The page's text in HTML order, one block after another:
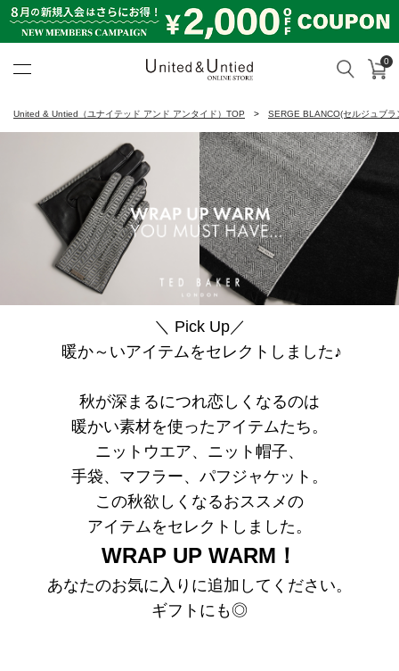
検索 カ
0
United & Untied（ユナイテッド アンド アンタイド）TOP SERGE BLANCO(セルジュブ
＼ Pick Up／
暖か～いアイテムをセレクトしました♪
秋が深まるにつれ恋しくなるのは
暖かい素材を使ったアイテムたち。
ニットウエア、ニット帽子、
手袋、マフラー、パフジャケット。
この秋欲しくなるおススメの
アイテムをセレクトしました。
WRAP UP WARM！
あなたのお気に入りに追加してください。
ギフトにも◎